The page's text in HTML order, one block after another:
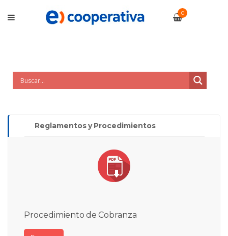
0
Reglamentos y Procedimientos
Procedimiento de Cobranza